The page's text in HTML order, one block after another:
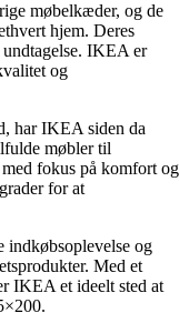
møbelkæder, og de
hjem. Deres
undtagelse. IKEA er
og
har IKEA siden da
møbler til
med fokus på komfort og
for at
indkøbsoplevelse og
Med et
IKEA et ideelt sted at